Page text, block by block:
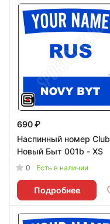
690 ₽
Наспинный номер Club
Новый Быт 001b - XS
0 Есть в наличии
Подробнее